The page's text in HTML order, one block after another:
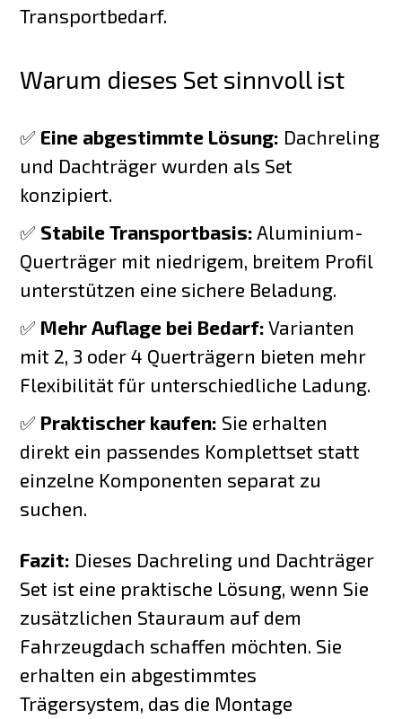
Transportbedarf.
Warum dieses Set sinnvoll ist
✅ Eine abgestimmte Lösung: Dachreling
und Dachträger wurden als Set
konzipiert.
✅ Stabile Transportbasis: Aluminium-
Querträger mit niedrigem, breitem Profil
unterstützen eine sichere Beladung.
✅ Mehr Auflage bei Bedarf: Varianten
mit 2, 3 oder 4 Querträgern bieten mehr
Flexibilität für unterschiedliche Ladung.
✅ Praktischer kaufen: Sie erhalten
direkt ein passendes Komplettset statt
einzelne Komponenten separat zu
suchen.
Fazit: Dieses Dachreling und Dachträger
Set ist eine praktische Lösung, wenn Sie
zusätzlichen Stauraum auf dem
Fahrzeugdach schaffen möchten. Sie
erhalten ein abgestimmtes
Trägersystem, das die Montage